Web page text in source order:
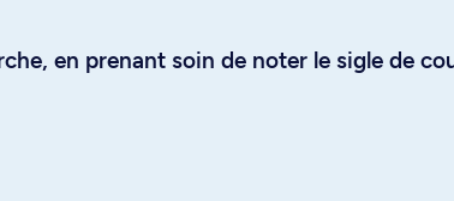
en prenant soin de noter le sigle de